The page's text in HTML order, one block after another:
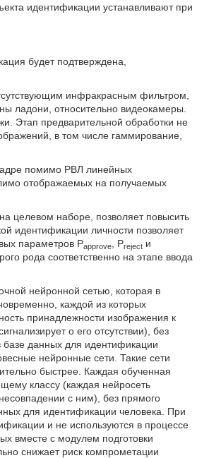
идентификации устанавливают при
будет подтверждена,
инфракрасным фильтром,
ладони, относительно видеокамеры.
Этап предварительной обработки не
в том числе гаммирование,
помимо РВЛ линейных
отображаемых на получаемых
целевом наборе, позволяет повысить
идентификации личности позволяет
параметров Papprove , Preject и
рода соответственно на этапе ввода
нейронной сетью, которая в
каждой из которых
принадлежности изображения к
о его отсутствии), без
базе данных для идентификации
нейронные сети. Такие сети
быстрее. Каждая обученная
классу (каждая нейросеть
с ним), без прямого
для идентификации человека. При
и не используются в процессе
вместе с модулем подготовки
снижает риск компрометации